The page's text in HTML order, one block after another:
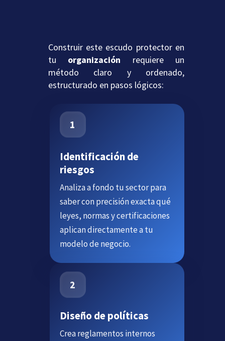
Construir este escudo protector en
tu organización requiere un
método claro y ordenado,
estructurado en pasos lógicos:
Identificación de
riesgos
Analiza a fondo tu sector para
saber con precisión exacta qué
leyes, normas y certificaciones
aplican directamente a tu
modelo de negocio.
Diseño de políticas
Crea reglamentos internos